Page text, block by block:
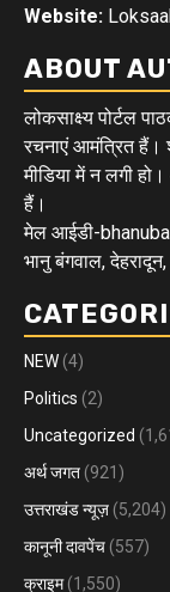
Website:
ABOUT
लोकसाक्ष्य पोर्टल
रचनाएं आमंत्रित हैं।
मीडिया में न लगी
हैं।
मेल आईडी-
भानु बंगवाल,
NEW (4)
Politics (2)
Uncategorized
अर्थ जगत (921)
उत्तराखंड न्यूज़ (5,204)
कानूनी दावपेंच (557)
क्राइम(1,550)